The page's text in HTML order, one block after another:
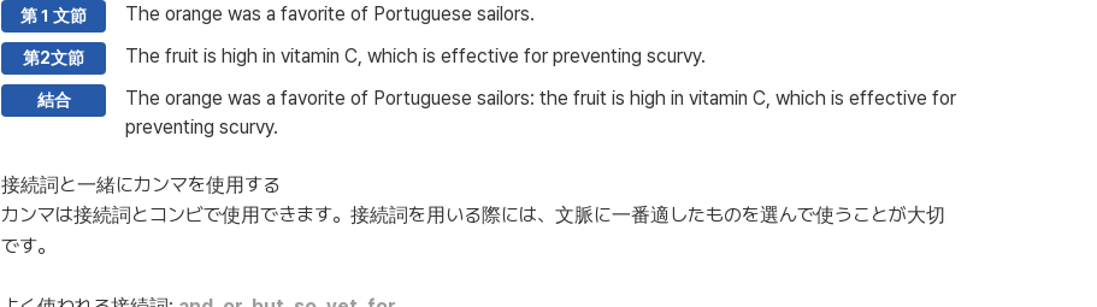
第１文節 The orange was a favorite of Portuguese sailors.
第2文節 The fruit is high in vitamin C, which is effective for preventing scurvy.
結合 The orange was a favorite of Portuguese sailors: the fruit is high in vitamin C, which is effective for
preventing scurvy.
接続詞と一緒にカンマを使用する
カンマは接続詞とコンビで使用できます。接続詞を用いる際には、文脈に一番適したものを選んで使うことが大切
です。